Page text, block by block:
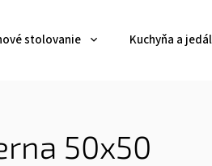
stolovanie Kuchyňa a
50x50